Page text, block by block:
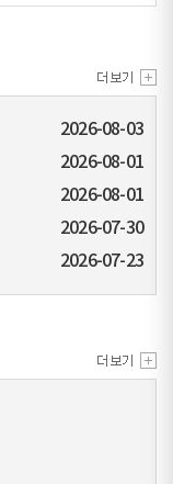
2026-08-03
2026-08-01
2026-08-01
2026-07-30
2026-07-23